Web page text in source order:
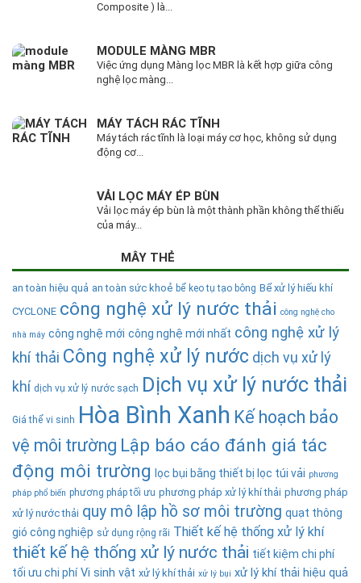
Composite ) là...
MODULE MÀNG MBR
Việc ứng dụng Màng lọc MBR là kết hợp giữa công
nghệ lọc màng...
MÁY TÁCH RÁC TĨNH
Máy tách rác tĩnh là loại máy cơ học, không sử dụng
động cơ...
VẢI LỌC MÁY ÉP BÙN
Vải lọc máy ép bùn là một thành phần không thể thiếu
của máy...
MÂY THẺ
an toàn hiệu quả an toàn sức khoẻ bể keo tụ tạo bông Bể xử lý hiếu khí
CYCLONE công nghệ xử lý nước thải công nghệ cho
nhà máy công nghệ mới công nghệ mới nhất công nghệ xử lý
khí thải Công nghệ xử lý nước dịch vụ xử lý
khí dịch vụ xử lý nước sạch Dịch vụ xử lý nước thải
Giá thể vi sinh Hòa Bình Xanh Kế hoạch bảo
vệ môi trường Lập báo cáo đánh giá tác
động môi trường lọc bụi bằng thiết bị lọc túi vải phương
pháp phổ biến phương pháp tối ưu phương pháp xử lý khí thải phương pháp
xử lý nước thải quy mô lập hồ sơ môi trường quạt thông
gió công nghiệp sử dụng rộng rãi Thiết kế hệ thống xử lý khí
thiết kế hệ thống xử lý nước thải tiết kiệm chi phí
tối ưu chi phí Vi sinh vật xử lý khí thải xử lý bụi xử lý khí thải hiệu quả